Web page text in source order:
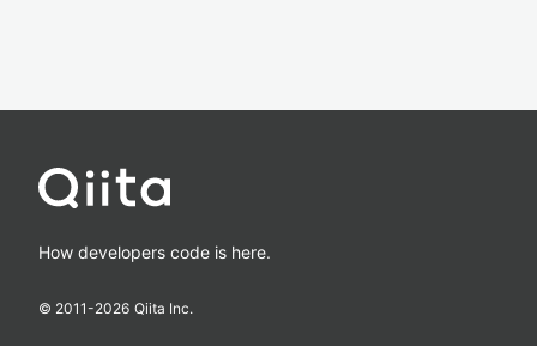
How developers code is here.
© 2011-2026 Qiita Inc.